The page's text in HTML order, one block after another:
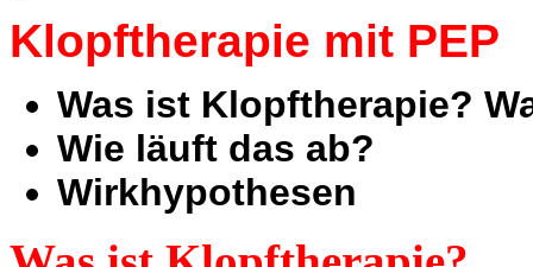
Klopftherapie mit PEP
Was ist Klopftherapie?
Wie läuft das ab?
Wirkhypothesen